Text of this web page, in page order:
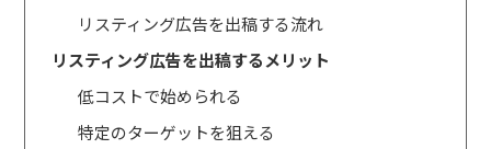
リスティング広告を出稿する流れ
リスティング広告を出稿するメリット
低コストで始められる
特定のターゲットを狙える